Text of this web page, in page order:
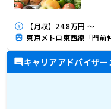
【月収】24.8万円 ～
東京メトロ東西線「門前
キャリアアドバイザー